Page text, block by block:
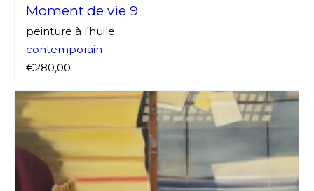
Moment de vie 9
peinture à l'huile
contemporain
€280,00